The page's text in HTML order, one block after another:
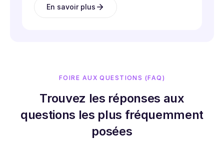
En savoir plus
FOIRE AUX QUESTIONS (FAQ)
Trouvez les réponses aux
questions les plus fréquemment
posées